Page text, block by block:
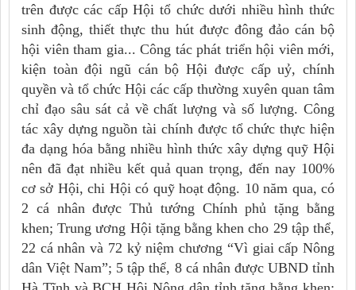
trên được các cấp Hội tổ chức dưới nhiều hình thức
sinh động, thiết thực thu hút được đông đảo cán bộ
hội viên tham gia... Công tác phát triển hội viên mới,
kiện toàn đội ngũ cán bộ Hội được cấp uỷ, chính
quyền và tổ chức Hội các cấp thường xuyên quan tâm
chỉ đạo sâu sát cả về chất lượng và số lượng. Công
tác xây dựng nguồn tài chính được tổ chức thực hiện
đa dạng hóa bằng nhiều hình thức xây dựng quỹ Hội
nên đã đạt nhiều kết quả quan trọng, đến nay 100%
cơ sở Hội, chi Hội có quỹ hoạt động. 10 năm qua, có
2 cá nhân được Thủ tướng Chính phủ tặng bằng
khen; Trung ương Hội tặng bằng khen cho 29 tập thể,
22 cá nhân và 72 kỷ niệm chương “Vì giai cấp Nông
dân Việt Nam”; 5 tập thể, 8 cá nhân được UBND tỉnh